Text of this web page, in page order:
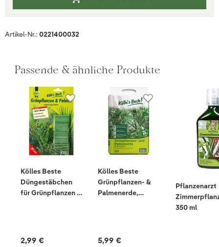
Artikel-Nr.: 0221400032
Passende & ähnliche Produkte
Kölles Beste
Düngestäbchen
für Grünpflanzen &
2,99 €
Kölles Beste
Grünpflanzen- &
Palmenerde,
5,99 €
Pflanzenarzt
350 ml